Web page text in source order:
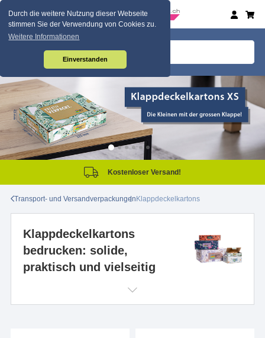
Durch die weitere Nutzung dieser Webseite
stimmen Sie der Verwendung von Cookies zu.
Weitere Informationen
Einverstanden
Kostenloser Versand!
Transport- und VersandverpackungenKlappdeckelkartons
Klappdeckelkartons
bedrucken: solide,
praktisch und vielseitig